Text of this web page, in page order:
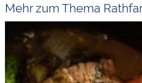
Mehr zum Thema